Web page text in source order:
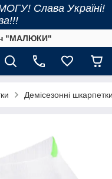
Слава Україні!
"МАЛЮКИ"
Демісезонні